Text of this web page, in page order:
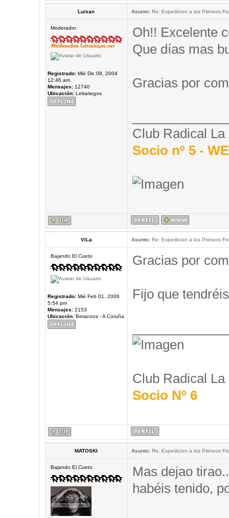
Luisan Asunto:Re: Expedicion a los Pirineos
Moderador
Registrado:Mié Dic 08, 2004
12:46 am
Mensajes:12740
Ubicación:Leitariegos
Oh!! Excelente
Que días mas
Gracias por
Club Radical La
Socio nº 5 -
ViLa Asunto:Re: Expedicion a los Pirineos
Bajando El Cueto
Registrado:Mié Feb 01, 2006
5:54 pm
Mensajes:2153
Ubicación:Betanzos - A Coruña
Gracias por
Fijo que
Club Radical La
Socio Nº 6
MATOSKI Asunto:Re: Expedicion a los Pirineos
Bajando El Cueto
Mas dejao
habéis tenido,